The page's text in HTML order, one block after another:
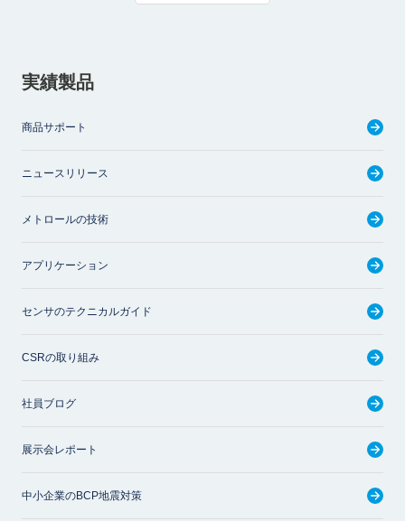
実績製品
商品サポート
ニュースリリース
メトロールの技術
アプリケーション
センサのテクニカルガイド
CSRの取り組み
社員ブログ
展示会レポート
中小企業のBCP地震対策